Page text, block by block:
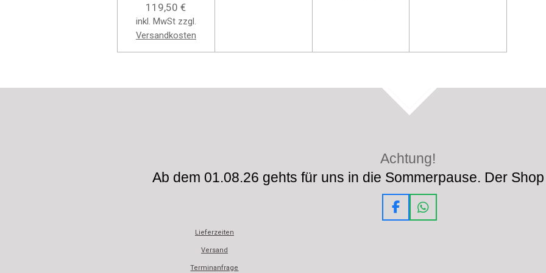
119,50 €
inkl. MwSt zzgl.
Versandkosten
Achtung!
Ab dem 01.08.26 gehts für uns in die Sommerpause. Der
F
a
W
h
Lieferzeiten
Versand
Terminanfrage